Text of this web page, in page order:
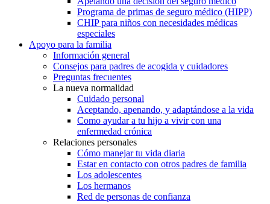
Programa de primas de seguro médico (HIPP)
CHIP para niños con necesidades médicas
especiales
Apoyo para la familia
Información general
Consejos para padres de acogida y cuidadores
Preguntas frecuentes
La nueva normalidad
Cuidado personal
Aceptando, apenando, y adaptándose a la vida
Como ayudar a tu hijo a vivir con una
enfermedad crónica
Relaciones personales
Cómo manejar tu vida diaria
Estar en contacto con otros padres de familia
Los adolescentes
Los hermanos
Red de personas de confianza